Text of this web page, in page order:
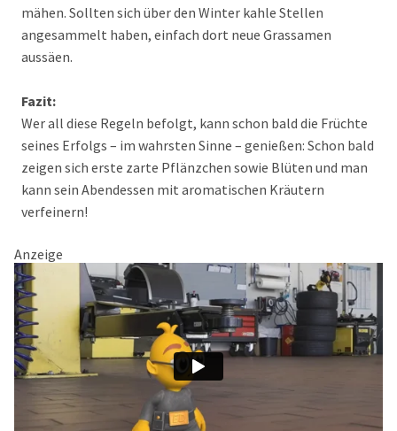
mähen. Sollten sich über den Winter kahle Stellen
angesammelt haben, einfach dort neue Grassamen
aussäen.
Fazit:
Wer all diese Regeln befolgt, kann schon bald die Früchte
seines Erfolgs – im wahrsten Sinne – genießen: Schon bald
zeigen sich erste zarte Pflänzchen sowie Blüten und man
kann sein Abendessen mit aromatischen Kräutern
verfeinern!
Anzeige